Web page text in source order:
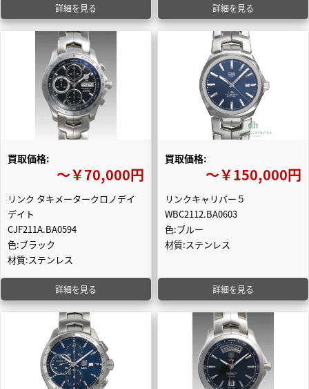
詳細を見る 詳細を見る
買取価格:
〜￥70,000円
リンク タキメータークロノデイ
デイト
CJF211A.BA0594
色:ブラック
材質:ステンレス
詳細を見る
買取価格:
〜￥150,000円
リンクキャリバー５
WBC2112.BA0603
色:ブルー
材質:ステンレス
詳細を見る